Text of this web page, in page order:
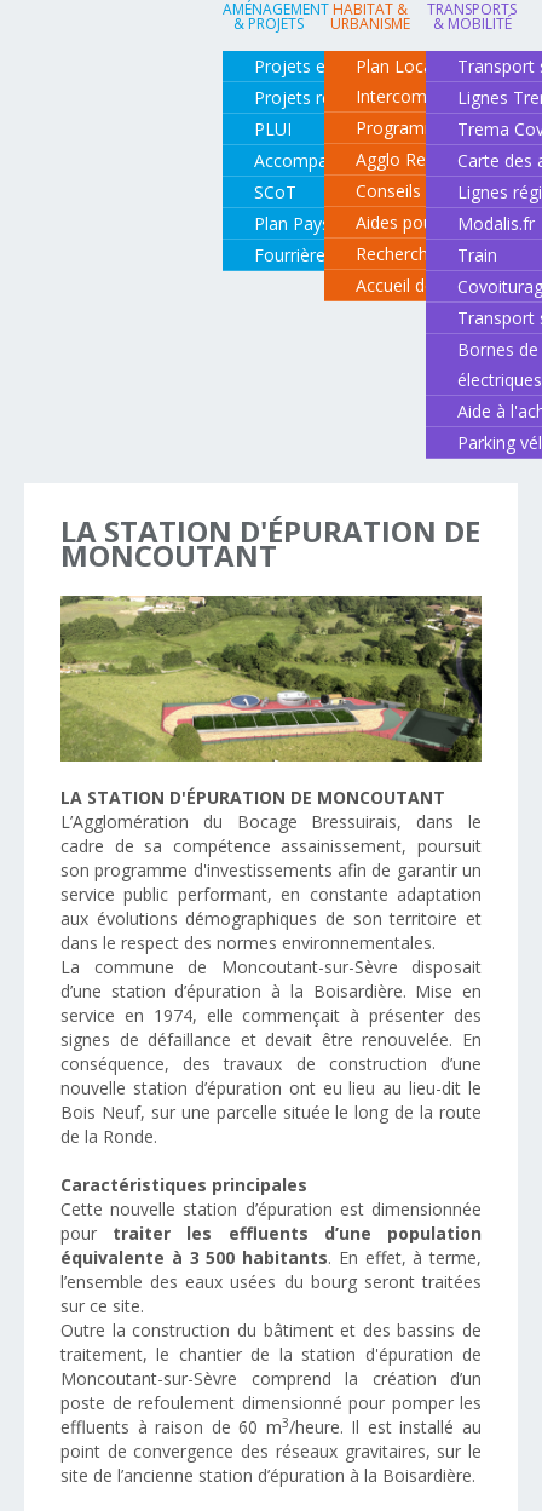
AMÉNAGEMENT
& PROJETS
Projets en cours
Projets réalisés
PLUI
Accompagnement de projets
SCoT
Plan Paysage
Fourrière animale
HABITAT &
URBANISME
Plan Local d'Urbanisme
Intercommunal
Programme local de
Agglo Renov
Conseils pour rénover
Aides pour rénover
Recherche d'un
Accueil des gens du
TRANSPORTS
& MOBILITÉ
Transport
Lignes
Trema
Carte des
Lignes
Modalis.fr
Train
Transport
Bornes
électriques
Aide à
Parking
LA STATION D'ÉPURATION DE
MONCOUTANT
LA STATION D'ÉPURATION DE MONCOUTANT
L’Agglomération du Bocage Bressuirais, dans le
cadre de sa compétence assainissement, poursuit
son programme d'investissements afin de garantir un
service public performant, en constante adaptation
aux évolutions démographiques de son territoire et
dans le respect des normes environnementales.
La commune de Moncoutant-sur-Sèvre disposait
d’une station d’épuration à la Boisardière. Mise en
service en 1974, elle commençait à présenter des
signes de défaillance et devait être renouvelée. En
conséquence, des travaux de construction d’une
nouvelle station d’épuration ont eu lieu au lieu-dit le
Bois Neuf, sur une parcelle située le long de la route
de la Ronde.
Caractéristiques principales
Cette nouvelle station d’épuration est dimensionnée
pour traiter les effluents d’une population
équivalente à 3 500 habitants. En effet, à terme,
l’ensemble des eaux usées du bourg seront traitées
sur ce site.
Outre la construction du bâtiment et des bassins de
traitement, le chantier de la station d'épuration de
Moncoutant-sur-Sèvre comprend la création d’un
poste de refoulement dimensionné pour pomper les
effluents à raison de 60 m3/heure. Il est installé au
point de convergence des réseaux gravitaires, sur le
site de l’ancienne station d’épuration à la Boisardière.